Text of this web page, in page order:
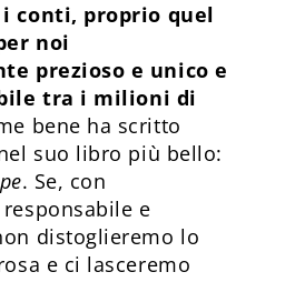
conti, proprio quel
noi
prezioso e unico e
tra i milioni di
bene ha scritto
suo libro più bello:
. Se, con
e
distoglieremo lo
e ci lasceremo